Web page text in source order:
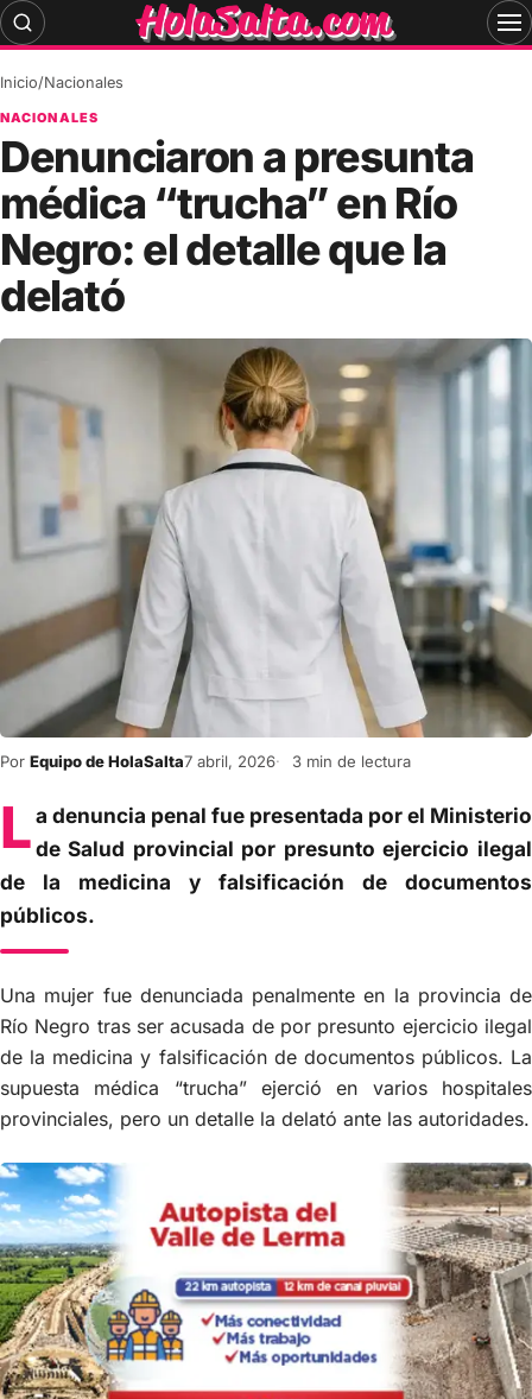
Skip
to
Inicio/Nacionales
NACIONALES
Denunciaron a presunta
médica “trucha” en Río
Negro: el detalle que la
delató
Por Equipo de HolaSalta7 abril, 2026 3 min de lectura
La denuncia penal fue presentada por el Ministerio
de Salud provincial por presunto ejercicio ilegal
de la medicina y falsificación de documentos
públicos.
Una mujer fue denunciada penalmente en la provincia de
Río Negro tras ser acusada de por presunto ejercicio ilegal
de la medicina y falsificación de documentos públicos. La
supuesta médica “trucha” ejerció en varios hospitales
provinciales, pero un detalle la delató ante las autoridades.